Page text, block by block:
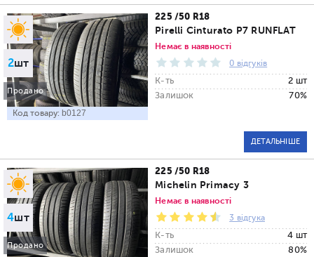
2шт
Продано
Код товару: b0127
225 /50 R18
Pirelli Cinturato P7 RUNFLAT
Немає в наявності
0 відгуків
К-ть
2 шт
Залишок
70%
ДЕТАЛЬНІШЕ
4шт
Продано
225 /50 R18
Michelin Primacy 3
Немає в наявності
3 відгука
К-ть
4 шт
Залишок
80%